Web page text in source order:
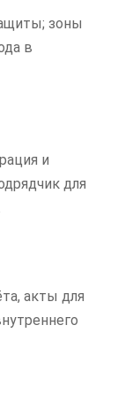
зоны
в
и
для
акты для